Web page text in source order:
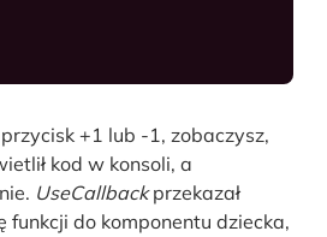
+1 lub -1, zobaczysz,
kod w konsoli, a
UseCallbackprzekazał
do komponentu dziecka,